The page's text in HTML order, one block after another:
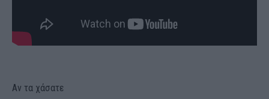
Αν τα χάσατε